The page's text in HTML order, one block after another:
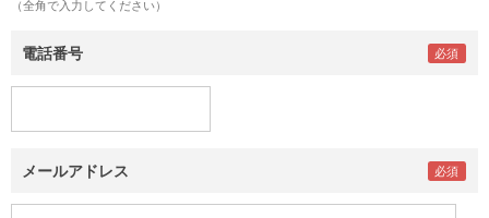
（全角で入力してください）
電話番号
メールアドレス